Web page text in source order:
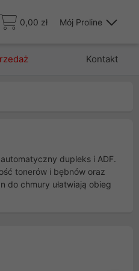
0,00 zł Mój Proline
Kontakt
dupleks i ADF.
tonerów i bębnów oraz
do chmury ułatwiają obieg